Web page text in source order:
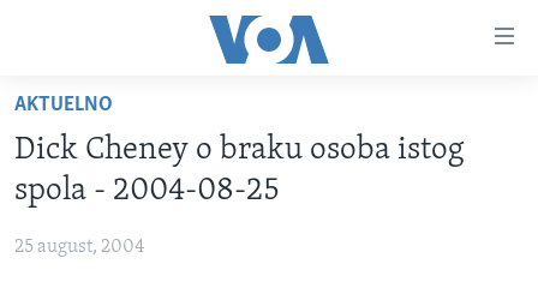
glavni
sadržaj
na
glavnu
navigaciju
TV PROGRAM
VIDEO
FOTOGRAFIJE DANA
VIJESTI
AKTUELNO
Dick Cheney o braku osoba istog
spola - 2004-08-25
25 august, 2004